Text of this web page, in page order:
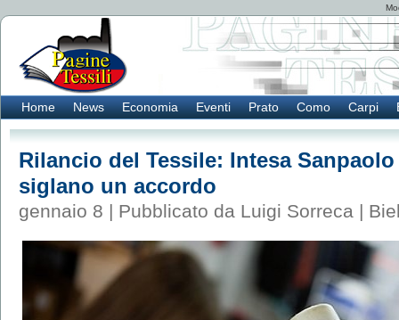
Home News Economia Eventi Prato Como Carpi
Rilancio del Tessile: Intesa
siglano un accordo
gennaio 8 | Pubblicato da Luigi Sorreca |